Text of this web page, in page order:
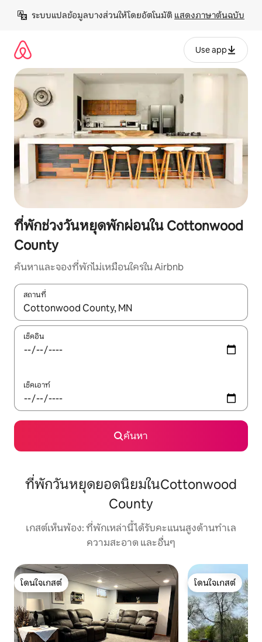
เนื้อหา
ระบบแปลข้อมูลบางส่วนให้โดยอัตโนมัติ แสดงภาษาต้นฉบับ
Use app
ที่พักช่วงวันหยุดพักผ่อนใน Cottonwood
County
ค้นหาและจองที่พักไม่เหมือนใครใน Airbnb
สถานที่
ใช้ลูกศรขึ้นลง หรือใช้การสัมผัสหรือปัด เพื่อสำรวจผลการค้นหา
เช็คอิน
เช็คเอาท์
ค้นหา
ที่พักวันหยุดยอดนิยมในCottonwood
County
เกสต์เห็นพ้อง: ที่พักเหล่านี้ได้รับคะแนนสูงด้านทำเล
ความสะอาด และอื่นๆ
โดนใจเกสต์
โดนใจเกสต์
โดนใจเกสต์
โดนใจเกสต์